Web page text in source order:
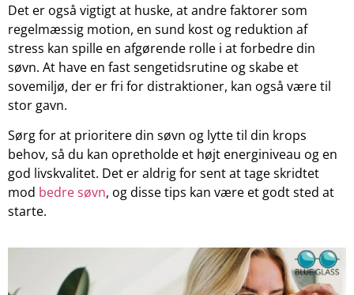
Det er også vigtigt at huske, at andre faktorer som
regelmæssig motion, en sund kost og reduktion af
stress kan spille en afgørende rolle i at forbedre din
søvn. At have en fast sengetidsrutine og skabe et
sovemiljø, der er fri for distraktioner, kan også være til
stor gavn.
Sørg for at prioritere din søvn og lytte til din krops
behov, så du kan opretholde et højt energiniveau og en
god livskvalitet. Det er aldrig for sent at tage skridtet
mod bedre søvn, og disse tips kan være et godt sted at
starte.